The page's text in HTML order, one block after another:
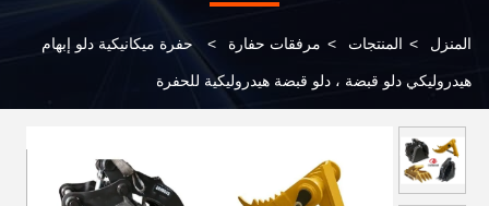
المنزل > المنتجات > مرفقات حفارة > حفرة ميكانيكية دلو إبهام
هيدروليكي دلو قبضة ، دلو قبضة هيدروليكية للحفرة